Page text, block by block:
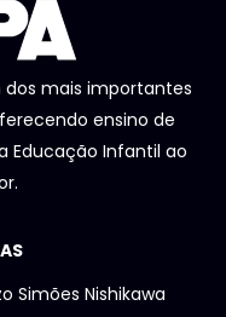
dos mais importantes
ensino de
Educação Infantil ao
Simões Nishikawa